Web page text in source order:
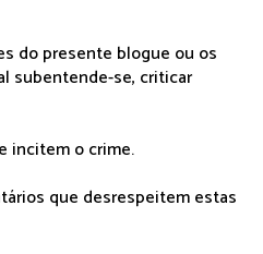
do presente blogue ou os
subentende-se, criticar
incitem o crime.
que desrespeitem estas